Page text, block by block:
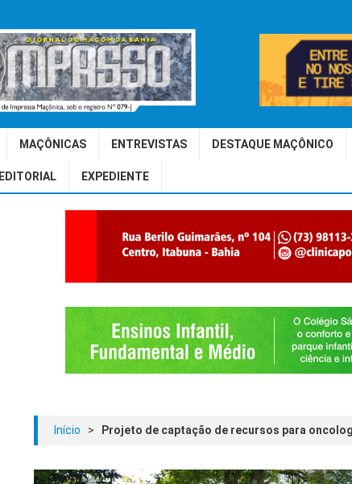
MAÇÔNICAS ENTREVISTAS DESTAQUE MAÇÔNICO
EDITORIAL EXPEDIENTE
Início > Projeto de captação de recursos para